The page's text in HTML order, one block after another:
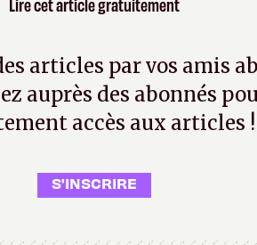
Lire cet article gratuitement
articles par vos amis
auprès des abonnés
accès aux articles !
S'INSCRIRE